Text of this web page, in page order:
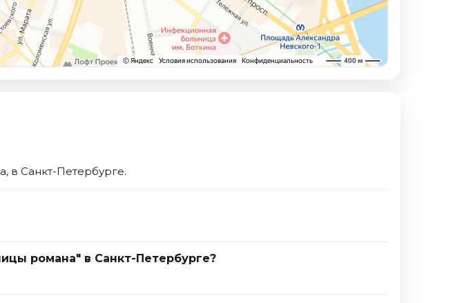
в Санкт-Петербурге.
романа" в Санкт-Петербурге?